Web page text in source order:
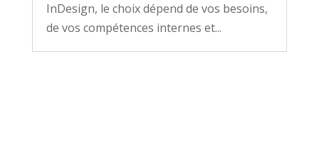
InDesign, le choix dépend de vos besoins,
de vos compétences internes et...